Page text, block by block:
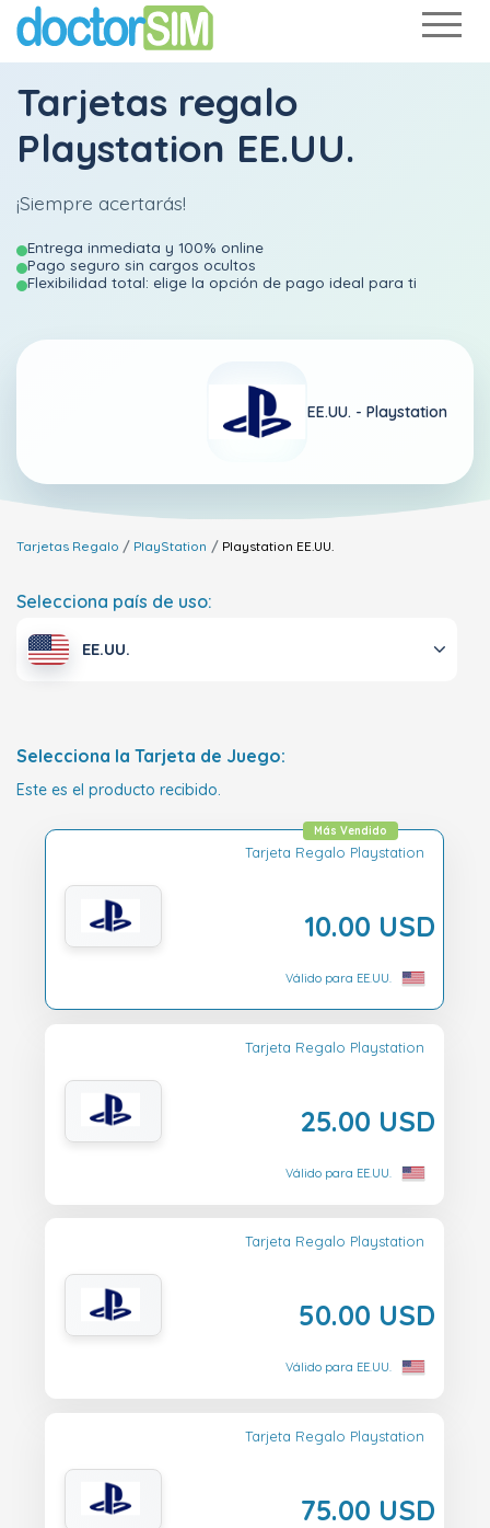
Tarjetas regalo
Playstation EE.UU.
¡Siempre acertarás!
Entrega inmediata y 100% online
Pago seguro sin cargos ocultos
Flexibilidad total: elige la opción de pago ideal para ti
EE.UU. - Playstation
Tarjetas Regalo PlayStation Playstation EE.UU.
Selecciona país de uso:
EE.UU.
Selecciona la Tarjeta de Juego:
Este es el producto recibido.
Tarjeta Regalo Playstation
10.00 USD
Más Vendido
Válido para EE.UU.
Tarjeta Regalo Playstation
25.00 USD
Válido para EE.UU.
Tarjeta Regalo Playstation
50.00 USD
Válido para EE.UU.
Tarjeta Regalo Playstation
75.00 USD